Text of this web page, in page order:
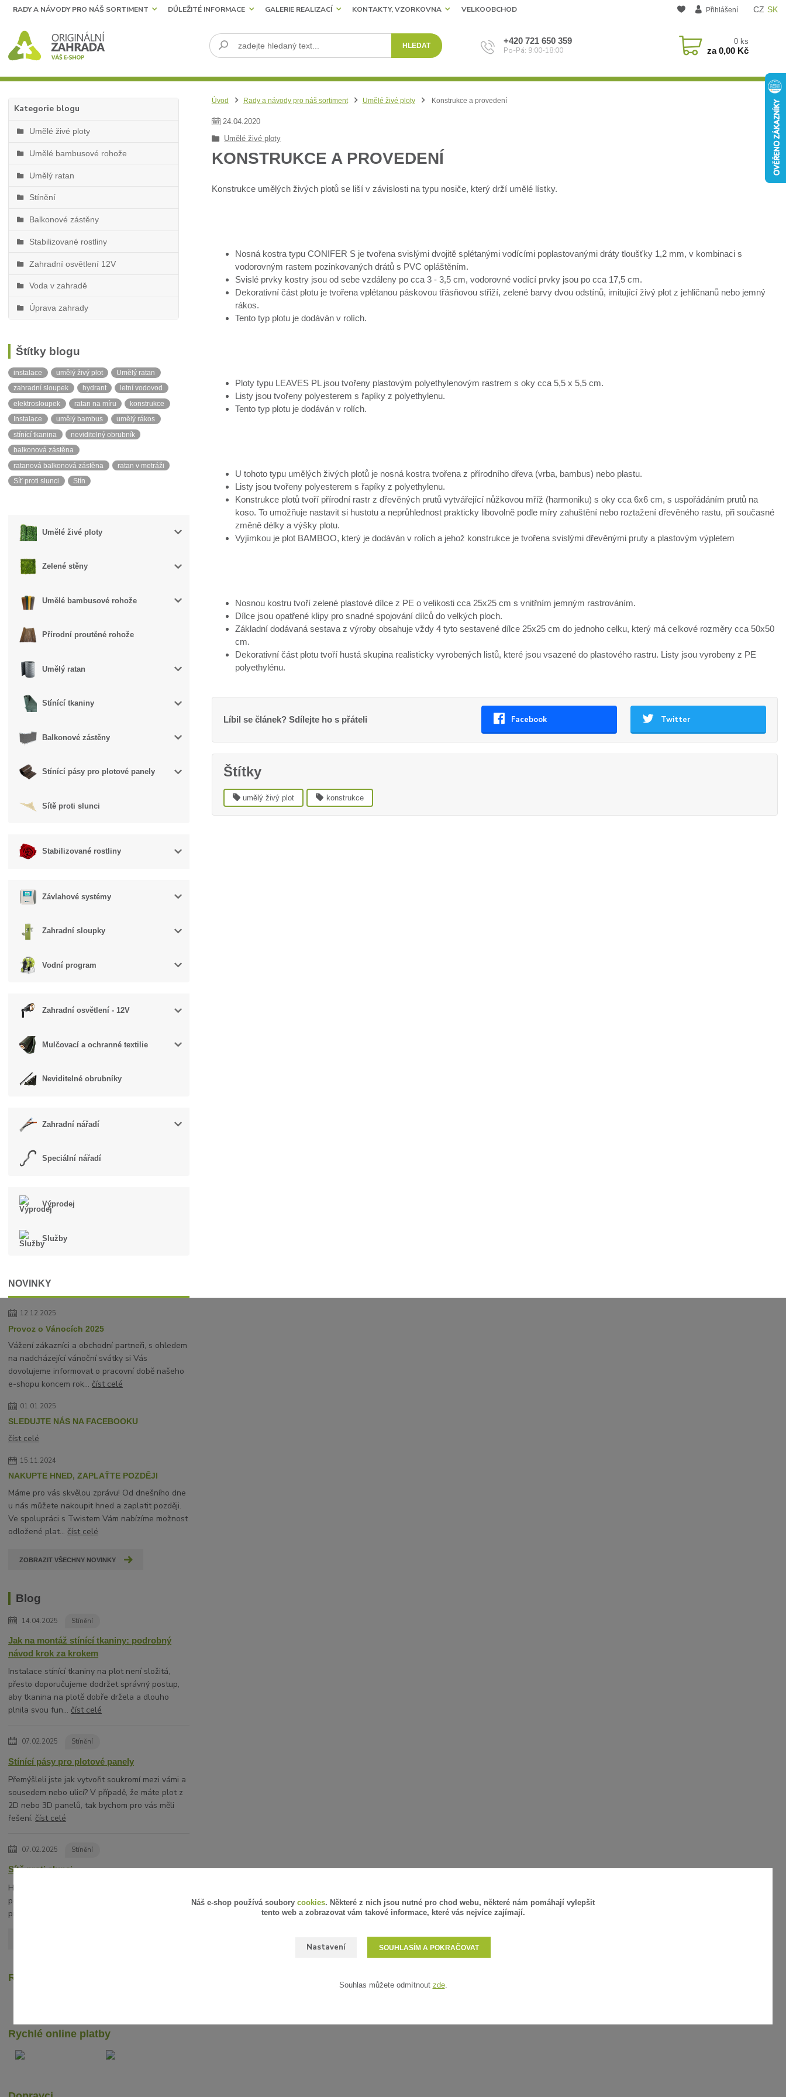
CZ SK
RADY A NÁVODY PRO NÁŠ SORTIMENT DŮLEŽITÉ INFORMACE GALERIE REALIZACÍ KONTAKTY, VZORKOVNA VELKOOBCHOD Přihlášení
HLEDAT +420 721 650 359
Po-Pá: 9:00-18:00
0 ks
za0,00 Kč
Kategorie blogu
Umělé živé ploty
Umělé bambusové rohože
Umělý ratan
Stínění
Balkonové zástěny
Stabilizované rostliny
Zahradní osvětlení 12V
Voda v zahradě
Úprava zahrady
Štítky blogu
instalace umělý živý plot
Umělý ratan
zahradní sloupek
hydrant
letní vodovod
elektrosloupek
ratan na míru
konstrukce
Instalace
umělý bambus
umělý rákos
stínící tkanina
neviditelný obrubník
balkonová zástěna
ratanová balkonová zástěna
ratan v metráži
Síť proti slunci
Stín
Umělé živé ploty
Zelené stěny
Umělé bambusové rohože
Přírodní proutěné rohože
Umělý ratan
Stínící tkaniny
Balkonové zástěny
Stínící pásy pro plotové panely
Sítě proti slunci
Stabilizované rostliny
Závlahové systémy
Zahradní sloupky
Vodní program
Zahradní osvětlení - 12V
Mulčovací a ochranné textilie
Neviditelné obrubníky
Zahradní nářadí
Speciální nářadí
Výprodej
Služby
NOVINKY
12.12.2025
Provoz o Vánocích 2025
Vážení zákazníci a obchodní partneři, s ohledem
na nadcházející vánoční svátky si Vás
dovolujeme informovat o pracovní době našeho
e-shopu koncem rok...číst celé
01.01.2025
SLEDUJTE NÁS NA FACEBOOKU
číst celé
15.11.2024
NAKUPTE HNED, ZAPLAŤTE POZDĚJI
Máme pro vás skvělou zprávu! Od dnešního dne
u nás můžete nakoupit hned a zaplatit později.
Ve spolupráci s Twistem Vám nabízíme možnost
odložené plat...číst celé
ZOBRAZIT VŠECHNY NOVINKY
Blog
14.04.2025 Stínění
Jak na montáž stínící tkaniny: podrobný
návod krok za krokem
Instalace stínící tkaniny na plot není složitá,
přesto doporučujeme dodržet správný postup,
aby tkanina na plotě dobře držela a dlouho
plnila svou fun...číst celé
07.02.2025 Stínění
Stínící pásy pro plotové panely
Přemýšleli jste jak vytvořit soukromí mezi vámi a
sousedem nebo ulicí? V případě, že máte plot z
2D nebo 3D panelů, tak bychom pro vás měli
řešení.číst celé
07.02.2025 Stínění
Sítě proti slunci
Hledáte vhodnou alternativu slunečníku? V
posledních letech získávají na oblibě stínící sítě
proti slunci.
Recenze zákazníků
Rychlé online platby
Úvod Rady a návody pro náš sortiment Umělé živé ploty Konstrukce a provedení
24.04.2020
Umělé živé ploty
KONSTRUKCE A PROVEDENÍ
Konstrukce umělých živých plotů se liší v závislosti na typu nosiče, který drží umělé lístky.
Nosná kostra typu CONIFER S je tvořena svislými dvojitě splétanými vodícími poplastovanými dráty tloušťky 1,2 mm, v kombinaci s
vodorovným rastem pozinkovaných drátů s PVC opláštěním.
Svislé prvky kostry jsou od sebe vzdáleny po cca 3 - 3,5 cm, vodorovné vodící prvky jsou po cca 17,5 cm.
Dekorativní část plotu je tvořena vplétanou páskovou třásňovou střiží, zelené barvy dvou odstínů, imitující živý plot z jehličnanů nebo jemný
rákos.
Tento typ plotu je dodáván v rolích.
Ploty typu LEAVES PL jsou tvořeny plastovým polyethylenovým rastrem s oky cca 5,5 x 5,5 cm.
Listy jsou tvořeny polyesterem s řapíky z polyethylenu.
Tento typ plotu je dodáván v rolích.
U tohoto typu umělých živých plotů je nosná kostra tvořena z přírodního dřeva (vrba, bambus) nebo plastu.
Listy jsou tvořeny polyesterem s řapíky z polyethylenu.
Konstrukce plotů tvoří přírodní rastr z dřevěných prutů vytvářející nůžkovou mříž (harmoniku) s oky cca 6x6 cm, s uspořádáním prutů na
koso. To umožňuje nastavit si hustotu a neprůhlednost prakticky libovolně podle míry zahuštění nebo roztažení dřevěného rastu, při současné
změně délky a výšky plotu.
Vyjímkou je plot BAMBOO, který je dodáván v rolích a jehož konstrukce je tvořena svislými dřevěnými pruty a plastovým výpletem
Nosnou kostru tvoří zelené plastové dílce z PE o velikosti cca 25x25 cm s vnitřním jemným rastrováním.
Dílce jsou opatřené klipy pro snadné spojování dílců do velkých ploch.
Základní dodávaná sestava z výroby obsahuje vždy 4 tyto sestavené dílce 25x25 cm do jednoho celku, který má celkové rozměry cca 50x50
cm.
Dekorativní část plotu tvoří hustá skupina realisticky vyrobených listů, které jsou vsazené do plastového rastru. Listy jsou vyrobeny z PE
polyethylénu.
Líbil se článek? Sdílejte ho s přáteli Facebook Twitter
Štítky
umělý živý plot konstrukce
Náš e-shop používá soubory cookies. Některé z nich jsou nutné pro chod webu, některé nám pomáhají vylepšit
tento web a zobrazovat vám takové informace, které vás nejvíce zajímají.
Nastavení SOUHLASÍM A POKRAČOVAT
Souhlas můžete odmítnout zde.